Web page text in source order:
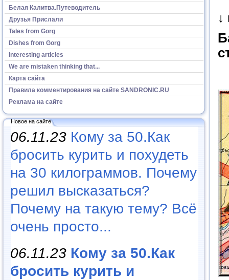
Белая Калитва.Путеводитель
Друзья Прислали
Tales from Gorg
Dishes from Gorg
Interesting articles
We are mistaken thinking that...
Карта сайта
Правила комментирования на сайте SANDRONIC.RU
Реклама на сайте
Новое на сайте
06.11.23 Кому за 50.Как
бросить курить и похудеть
на 30 килограммов. Почему
решил высказаться?
Почему на такую тему? Всё
очень просто...
06.11.23 Кому за 50.Как
бросить курить и